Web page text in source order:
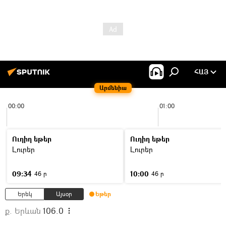
Արմենիա
ՀԱՅ
00:00 01:00
Ուղիղ եթեր
Լուրեր
09:34 46 ր
Ուղիղ եթեր
Լուրեր
10:00 46 ր
Երեկ Այսօր Եթեր
ք. Երևան 106.0